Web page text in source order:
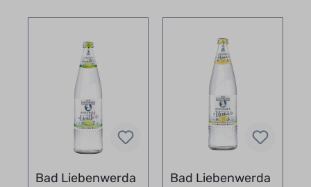
Bad Liebenwerda
Bad Liebenwerda